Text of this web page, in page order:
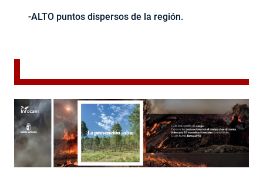
-ALTO puntos dispersos de la región.